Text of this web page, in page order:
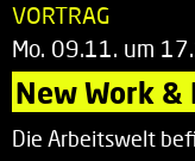
VORTRAG
Mo. 09.11. um
New Work
Die Arbeitswelt